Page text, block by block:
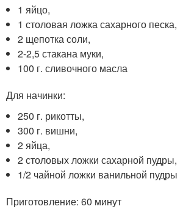
1 яйцо,
1 столовая ложка сахарного песка,
2 щепотка соли,
2-2,5 стакана муки,
100 г. сливочного масла
Для начинки:
250 г. рикотты,
300 г. вишни,
2 яйца,
2 столовых ложки сахарной пудры,
1/2 чайной ложки ванильной пудры
Приготовление: 60 минут